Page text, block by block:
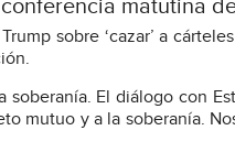
matutina
sobre ‘cazar’ a
El diálogo con
mutuo y a la soberanía.